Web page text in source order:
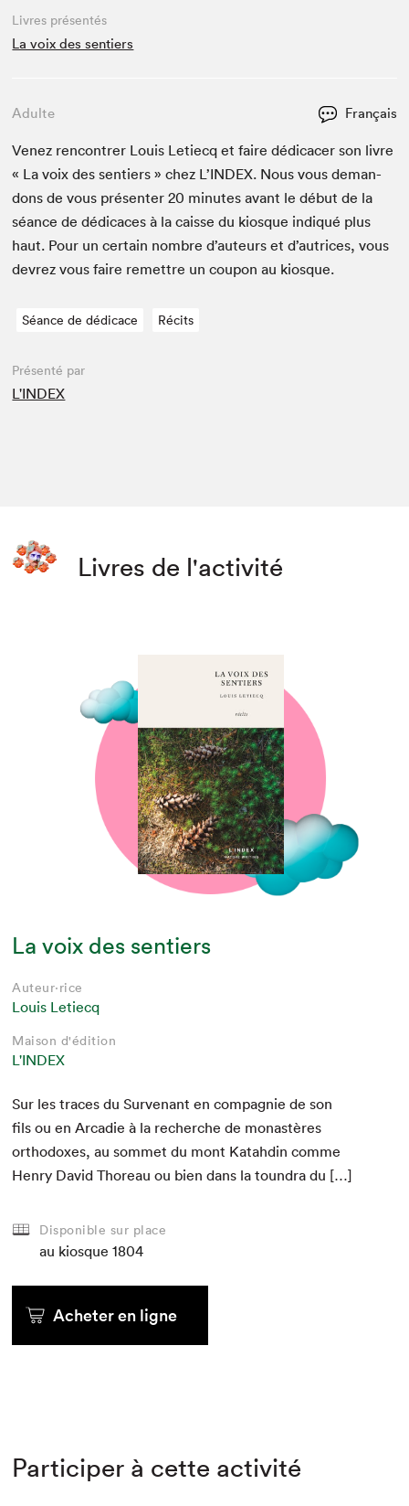
Livres présentés
La voix des sentiers
Adulte Français
Venez ren­con­tr­er Louis Letiecq et faire dédi­cac­er son livre
« La voix des sen­tiers » chez L’IN­DEX. Nous vous deman­
dons de vous présen­ter20 min­utes avant le début de la
séance de dédi­caces à la caisse du kiosque indiqué plus
haut. Pour un cer­tain nom­bre d’auteurs et d’autrices, vous
devrez vous faire remet­tre un coupon au kiosque.
Séance de dédicace Récits
Présenté par
L'INDEX
Livres de l'activité
La voix des sentiers
Auteur·rice
Louis Letiecq
Maison d'édition
L'INDEX
Sur les traces du Sur­venant en com­pag­nie de son
fils ou en Arcadie à la recherche de monastères
ortho­dox­es, au som­met du mont Katahdin comme
Hen­ry David Thore­au ou bien dans la toundra du […]
Disponible sur place
au kiosque 1804
Acheter en ligne
Participer à cette activité